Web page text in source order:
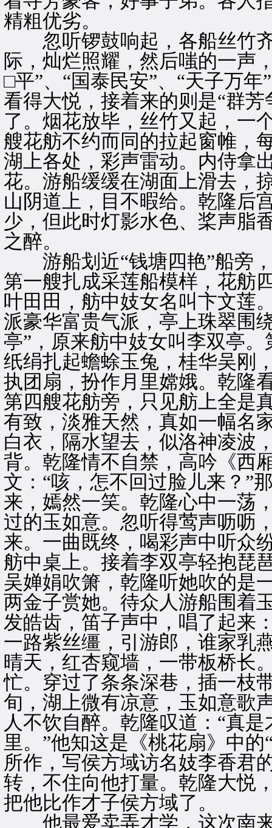
精粗优劣。
忽听锣鼓响起，各船丝竹齐
际，灿烂照耀，然后嗤的一声
□平”、“国泰民安”、“天子万
看得大悦，接着来的则是“群
了。烟花放毕，丝竹又起，一
艘花舫不约而同的拉起窗帷，
湖上各处，彩声雷动。内侍拿
花。游船缓缓在湖面上滑去，
山阴道上，目不暇给。乾隆后
少，但此时灯影水色、桨声脂
之醉。
游船划近“钱塘四艳”船旁，
第一艘扎成采莲船模样，花舫
叶田田，舫中妓女名叫卞文莲
派豪华富贵气派，亭上珠翠围
亭”，原来舫中妓女叫李双亭
纸绢扎起蟾蜍玉兔，桂华吴刚
执团扇，扮作月里嫦娥。乾隆
第四艘花舫旁，只见舫上全是
有致，淡雅天然，真如一幅名
白衣，隔水望去，似洛神凌波
背。乾隆情不自禁，高吟《西
文：“咳，怎不回过脸儿来？”
来，嫣然一笑。乾隆心中一荡
过的玉如意。忽听得莺声呖呖
来。一曲既终，喝彩声中听众
舫中桌上。接着李双亭轻抱琵
吴婵娟吹箫，乾隆听她吹的是
两金子赏她。待众人游船围着
发皓齿，笛子声中，唱了起来
一路紫丝缰，引游郎，谁家乳
晴天，红杏窥墙，一带板桥长
忙。穿过了条条深巷，插一枝
旬，湖上微有凉意，玉如意歌
人不饮自醉。乾隆叹道：“真
里。”他知这是《桃花扇》中
所作，写侯方域访名妓李香君
转，不住向他打量。乾隆大悦
把他比作才子侯方域了。
他最爱卖弄才学，这次南来